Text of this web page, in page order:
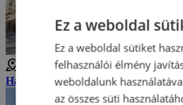
Harmaneci-cseppkőbarlang
Ez a weboldal
Ez a weboldal sütiket
felhasználói élmény
weboldalunk
az összes süti